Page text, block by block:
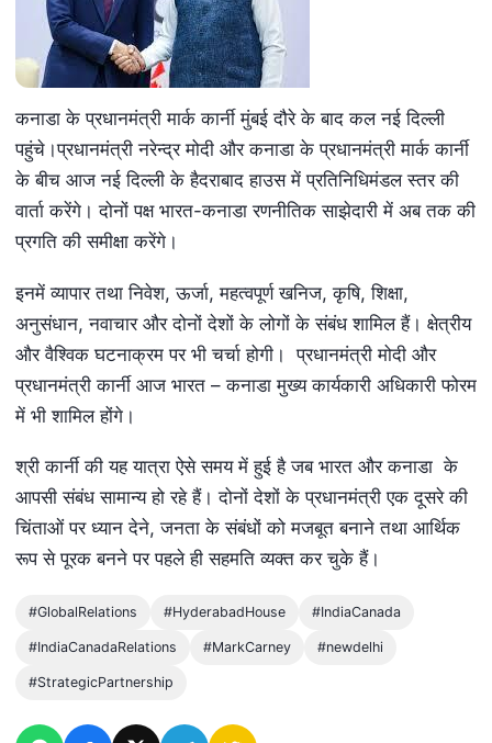
कनाडा के प्रधानमंत्री मार्क कार्नी मुंबई दौरे के बाद कल नई दिल्ली
पहुंचे।प्रधानमंत्री नरेन्‍द्र मोदी और कनाडा के प्रधानमंत्री मार्क कार्नी
के बीच आज नई दिल्‍ली के हैदराबाद हाउस में प्रतिनिधिमंडल स्‍तर की
वार्ता करेंगे। दोनों पक्ष भारत-कनाडा रणनीतिक साझेदारी में अब तक की
प्रगति की समीक्षा करेंगे।
इनमें व्‍यापार तथा निवेश, ऊर्जा, महत्‍वपूर्ण खनिज, कृषि, शिक्षा,
अनुसंधान, नवाचार और दोनों देशों के लोगों के संबंध शामिल हैं। क्षेत्रीय
और वैश्विक घटनाक्रम पर भी चर्चा होगी। प्रधानमंत्री मोदी और
प्रधानमंत्री कार्नी आज भारत – कनाडा मुख्‍य कार्यकारी अधिकारी फोरम
में भी शामिल होंगे।
श्री कार्नी की यह यात्रा ऐसे समय में हुई है जब भारत और कनाडा के
आपसी संबंध सामान्‍य हो रहे हैं। दोनों देशों के प्रधानमंत्री एक दूसरे की
चिंताओं पर ध्यान देने, जनता के संबंधों को मजबूत बनाने तथा आर्थिक
रूप से पूरक बनने पर पहले ही सहमति व्यक्त कर चुके हैं।
#GlobalRelations #HyderabadHouse #IndiaCanada
#IndiaCanadaRelations #MarkCarney #newdelhi
#StrategicPartnership